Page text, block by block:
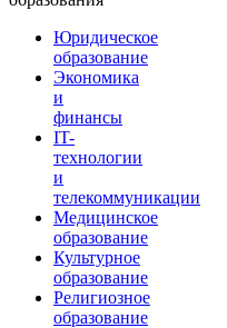
Юридическое
образование
Экономика
и
финансы
IT-
технологии
и
телекоммуникации
Медицинское
образование
Культурное
образование
Религиозное
образование